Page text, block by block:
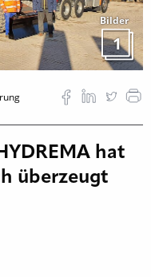
Bilder
1
hat
überzeugt